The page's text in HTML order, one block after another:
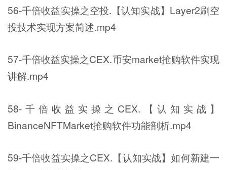
56-千倍收益实操之空投.【认知实战】Layer2刷空
投技术实现方案简述.mp4
57-千倍收益实操之CEX.币安market抢购软件实现
讲解.mp4
58-千倍收益实操之CEX.【认知实战】
BinanceNFTMarket抢购软件功能剖析.mp4
59-千倍收益实操之CEX.【认知实战】如何新建一